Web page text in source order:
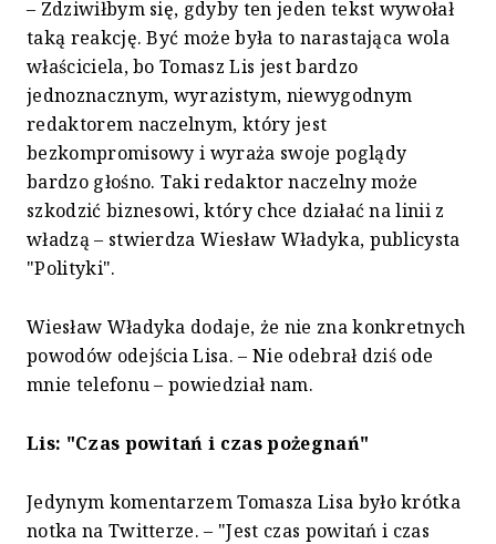
– Zdziwiłbym się, gdyby ten jeden tekst wywołał
taką reakcję. Być może była to narastająca wola
właściciela, bo Tomasz Lis jest bardzo
jednoznacznym, wyrazistym, niewygodnym
redaktorem naczelnym, który jest
bezkompromisowy i wyraża swoje poglądy
bardzo głośno. Taki redaktor naczelny może
szkodzić biznesowi, który chce działać na linii z
władzą – stwierdza Wiesław Władyka, publicysta
"Polityki".
Wiesław Władyka dodaje, że nie zna konkretnych
powodów odejścia Lisa. – Nie odebrał dziś ode
mnie telefonu – powiedział nam.
Lis: "Czas powitań i czas pożegnań"
Jedynym komentarzem Tomasza Lisa było krótka
notka na Twitterze. – "Jest czas powitań i czas